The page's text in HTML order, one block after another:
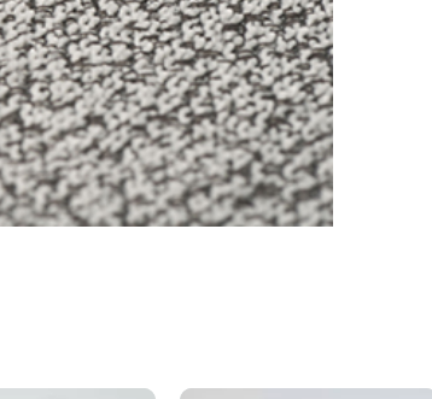
the previous and next buttons to navigate.